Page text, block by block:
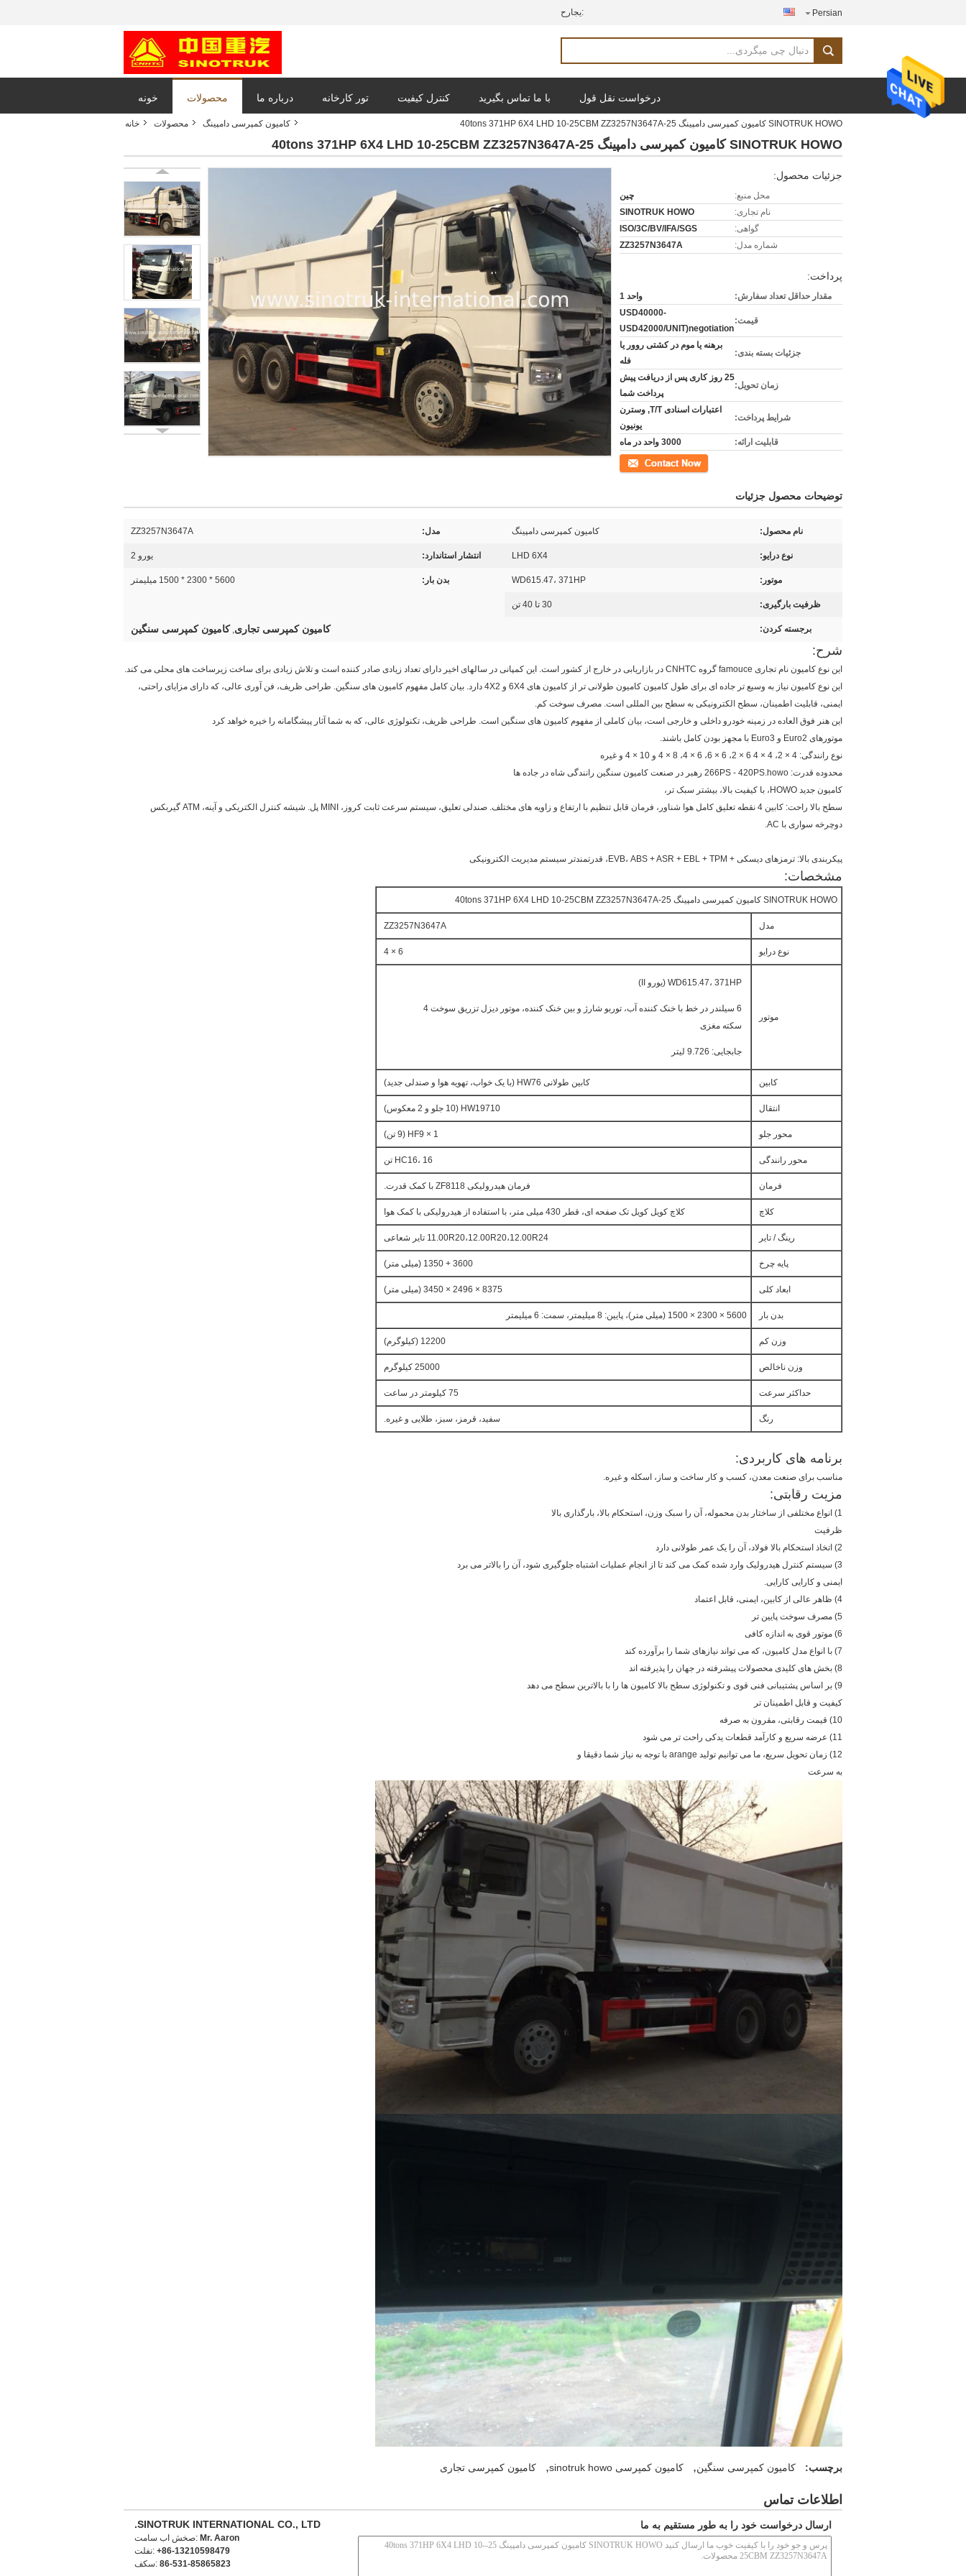
حراجی: Persian
خونه محصولات درباره ما تور کارخانه کنترل کیفیت با ما تماس بگیرید درخواست نقل قول
خانه محصولات کامیون کمپرسی دامپینگ SINOTRUK HOWO کامیون کمپرسی دامپینگ 25-40tons 371HP 6X4 LHD 10-25CBM ZZ3257N3647A
SINOTRUK HOWO کامیون کمپرسی دامپینگ 25-40tons 371HP 6X4 LHD 10-25CBM ZZ3257N3647A
جزئیات محصول:
محل منبع:
چین
نام تجاری:
SINOTRUK HOWO
گواهی:
ISO/3C/BV/IFA/SGS
شماره مدل:
ZZ3257N3647A
پرداخت:
مقدار حداقل تعداد سفارش: واحد 1
قیمت:
USD40000-
USD42000/UNIT)negotiation
جزئیات بسته بندی:
برهنه یا موم در کشتی روور یا
فله
زمان تحویل:
25 روز کاری پس از دریافت پیش
پرداخت شما
شرایط پرداخت:
اعتبارات اسنادی T/T, وسترن
یونیون
قابلیت ارائه:
3000 واحد در ماه
مخاطب
توضیحات محصول جزئیات
نام محصول: کامیون کمپرسی دامپینگ مدل: ZZ3257N3647A
نوع درایو: LHD 6X4 انتشار استاندارد: یورو 2
موتور: WD615.47، 371HP بدن بار: 5600 * 2300 * 1500 میلیمتر
ظرفیت بارگیری: 30 تا 40 تن
برجسته کردن: کامیون کمپرسی تجاری, کامیون کمپرسی سنگین
شرح:
این نوع کامیون نام تجاری famouce گروه CNHTC در بازاریابی در خارج از کشور است. این کمپانی در سالهای اخیر دارای تعداد زیادی صادر کننده است و تلاش زیادی برای ساخت زیرساخت های محلی می کند.
این نوع کامیون نیاز به وسیع تر جاده ای برای طول کامیون کامیون طولانی تر از کامیون های 6X4 و 4X2 دارد. بیان کامل مفهوم کامیون های سنگین. طراحی ظریف، فن آوری عالی، که دارای مزایای راحتی،
ایمنی، قابلیت اطمینان، سطح الکترونیکی به سطح بین المللی است. مصرف سوخت کم.
این هنر فوق العاده در زمینه خودرو داخلی و خارجی است، بیان کاملی از مفهوم کامیون های سنگین است. طراحی ظریف، تکنولوژی عالی، که به شما آثار پیشگامانه را خیره خواهد کرد
موتورهای Euro2 و Euro3 با مجهز بودن کامل باشند.
نوع رانندگی: 4 × 2، 4 × 4 6 × 2، 6 × 6، 6 × 4، 8 × 4 و 10 × 4 و غیره
محدوده قدرت: 266PS - 420PS.howo رهبر در صنعت کامیون سنگین رانندگی شاه در جاده ها
کامیون جدید HOWO، با کیفیت بالا، بیشتر سبک تر،
سطح بالا راحت: کابین 4 نقطه تعلیق کامل هوا شناور، فرمان قابل تنظیم با ارتفاع و زاویه های مختلف. صندلی تعلیق، سیستم سرعت ثابت کروز، MINI پل. شیشه کنترل الکتریکی و آینه، ATM گیربکس
دوچرخه سواری با AC.
پیکربندی بالا: ترمزهای دیسکی + EVB، ABS + ASR + EBL + TPM، قدرتمندتر سیستم مدیریت الکترونیکی
مشخصات:
SINOTRUK HOWO کامیون کمپرسی دامپینگ 25-40tons 371HP 6X4 LHD 10-25CBM ZZ3257N3647A
مدل ZZ3257N3647A
نوع درایو 6 × 4
موتور
WD615.47، 371HP (یورو II)
6 سیلندر در خط با خنک کننده آب، توربو شارژ و بین خنک کننده، موتور دیزل تزریق سوخت 4
سکته مغزی
جابجایی: 9.726 لیتر
کابین کابین طولانی HW76 (با یک خواب، تهویه هوا و صندلی جدید)
انتقال HW19710 (10 جلو و 2 معکوس)
محور جلو 1 × HF9 (9 تن)
محور رانندگی HC16، 16 تن
فرمان فرمان هیدرولیکی ZF8118 با کمک قدرت.
کلاچ کلاچ کویل کویل تک صفحه ای، قطر 430 میلی متر، با استفاده از هیدرولیکی با کمک هوا
رینگ / تایر 11.00R20،12.00R20،12.00R24 تایر شعاعی
پایه چرخ 3600 + 1350 (میلی متر)
ابعاد کلی 8375 × 2496 × 3450 (میلی متر)
بدن بار 5600 × 2300 × 1500 (میلی متر)، پایین: 8 میلیمتر، سمت: 6 میلیمتر
وزن کم 12200 (کیلوگرم)
وزن ناخالص 25000 کیلوگرم
حداکثر سرعت 75 کیلومتر در ساعت
رنگ سفید، قرمز، سبز، طلایی و غیره.
برنامه های کاربردی:
مناسب برای صنعت معدن، کسب و کار ساخت و ساز، اسکله و غیره.
مزیت رقابتی:
1) انواع مختلفی از ساختار بدن محموله، آن را سبک وزن، استحکام بالا، بارگذاری بالا
ظرفیت
2) اتخاذ استحکام بالا فولاد، آن را یک عمر طولانی دارد
3) سیستم کنترل هیدرولیک وارد شده کمک می کند تا از انجام عملیات اشتباه جلوگیری شود، آن را بالاتر می برد
ایمنی و کارایی کارایی.
4) ظاهر عالی از کابین، ایمنی، قابل اعتماد
5) مصرف سوخت پایین تر
6) موتور قوی به اندازه کافی
7) با انواع مدل کامیون، که می تواند نیازهای شما را برآورده کند
8) بخش های کلیدی محصولات پیشرفته در جهان را پذیرفته اند
9) بر اساس پشتیبانی فنی قوی و تکنولوژی سطح بالا کامیون ها را با بالاترین سطح می دهد
کیفیت و قابل اطمینان تر
10) قیمت رقابتی، مقرون به صرفه
11) عرضه سریع و کارآمد قطعات یدکی راحت تر می شود
12) زمان تحویل سریع، ما می توانیم تولید arange با توجه به نیاز شما دقیقا و
به سرعت
برچسب: کامیون کمپرسی سنگین, کامیون کمپرسی sinotruk howo , کامیون کمپرسی تجاری
اطلاعات تماس
SINOTRUK INTERNATIONAL CO., LTD.
تماس با شخص: Mr. Aaron
تلفن: +86-13210598479
فکس: 86-531-85865823
ارسال درخواست خود را به طور مستقیم به ما